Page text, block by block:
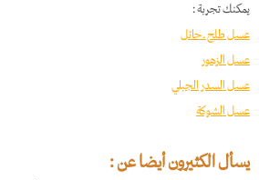
يمكنك تجربة :
عسل طلح ــ حائل
عسل الزهور
عسل السدر الجبلي
عسل الشوكة
يسأل الكثيرون أيضا عن :